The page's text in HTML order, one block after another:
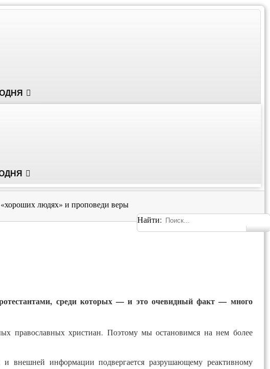
людях» и проповеди веры
Найти:
среди которых — и это очевидный факт — много
православных христиан. Поэтому мы остановимся на нем более
внешней информации подвергается разрушающему реактивному